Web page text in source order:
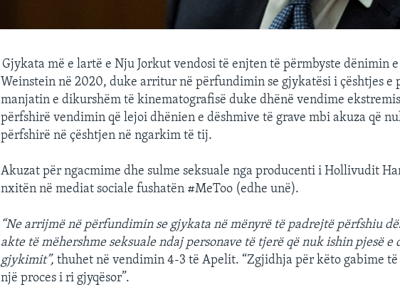
Gjykata më e lartë e Nju Jorkut vendosi të enjten të përmbyste dënimin
Weinstein në 2020, duke arritur në përfundimin se gjykatësi i çështjes e
manjatin e dikurshëm të kinematografisë duke dhënë vendime
përfshirë vendimin që lejoi dhënien e dëshmive të grave mbi akuza që
përfshirë në çështjen në ngarkim të tij.
Akuzat për ngacmime dhe sulme seksuale nga producenti i Hollivudit
nxitën në mediat sociale fushatën #MeToo (edhe unë).
“Ne arrijmë në përfundimin se gjykata në mënyrë të padrejtë përfshiu
akte të mëhershme seksuale ndaj personave të tjerë që nuk ishin pjesë e
gjykimit”,thuhet në vendimin 4-3 të Apelit. “Zgjidhja për këto gabime të
një proces i ri gjyqësor”.